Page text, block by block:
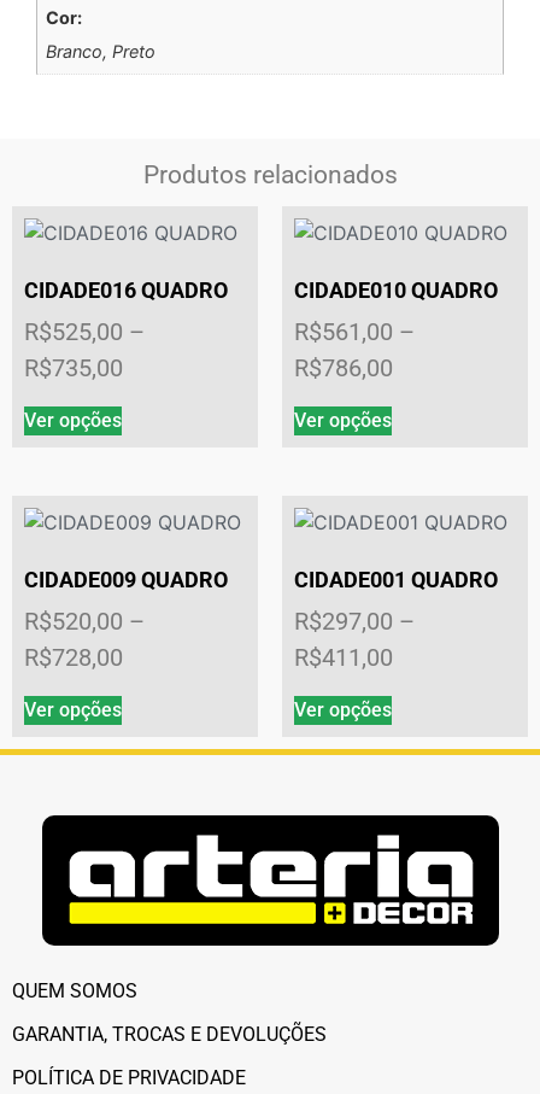
Cor:
Branco, Preto
Produtos relacionados
CIDADE016 QUADRO
R$525,00 –
R$735,00
Ver opções
CIDADE010 QUADRO
R$561,00 –
R$786,00
Ver opções
CIDADE009 QUADRO
R$520,00 –
R$728,00
Ver opções
CIDADE001 QUADRO
R$297,00 –
R$411,00
Ver opções
QUEM SOMOS
GARANTIA, TROCAS E DEVOLUÇÕES
POLÍTICA DE PRIVACIDADE